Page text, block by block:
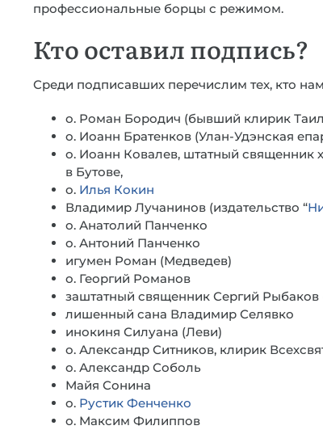
профессиональные борцы с режимом.
Кто оставил подпись?
Среди подписавших перечислим тех, кто
о. Роман Бородич (бывший клирик
о. Иоанн Братенков (Улан-Удэнская
о. Иоанн Ковалев, штатный священник
в Бутове,
о. Илья Кокин
Владимир Лучанинов (издательство “
о. Анатолий Панченко
о. Антоний Панченко
игумен Роман (Медведев)
о. Георгий Романов
заштатный священник Сергий Рыбаков
лишенный сана Владимир Селявко
инокиня Силуана (Леви)
о. Александр Ситников, клирик
о. Александр Соболь
Майя Сонина
о. Рустик Фенченко
о. Максим Филиппов